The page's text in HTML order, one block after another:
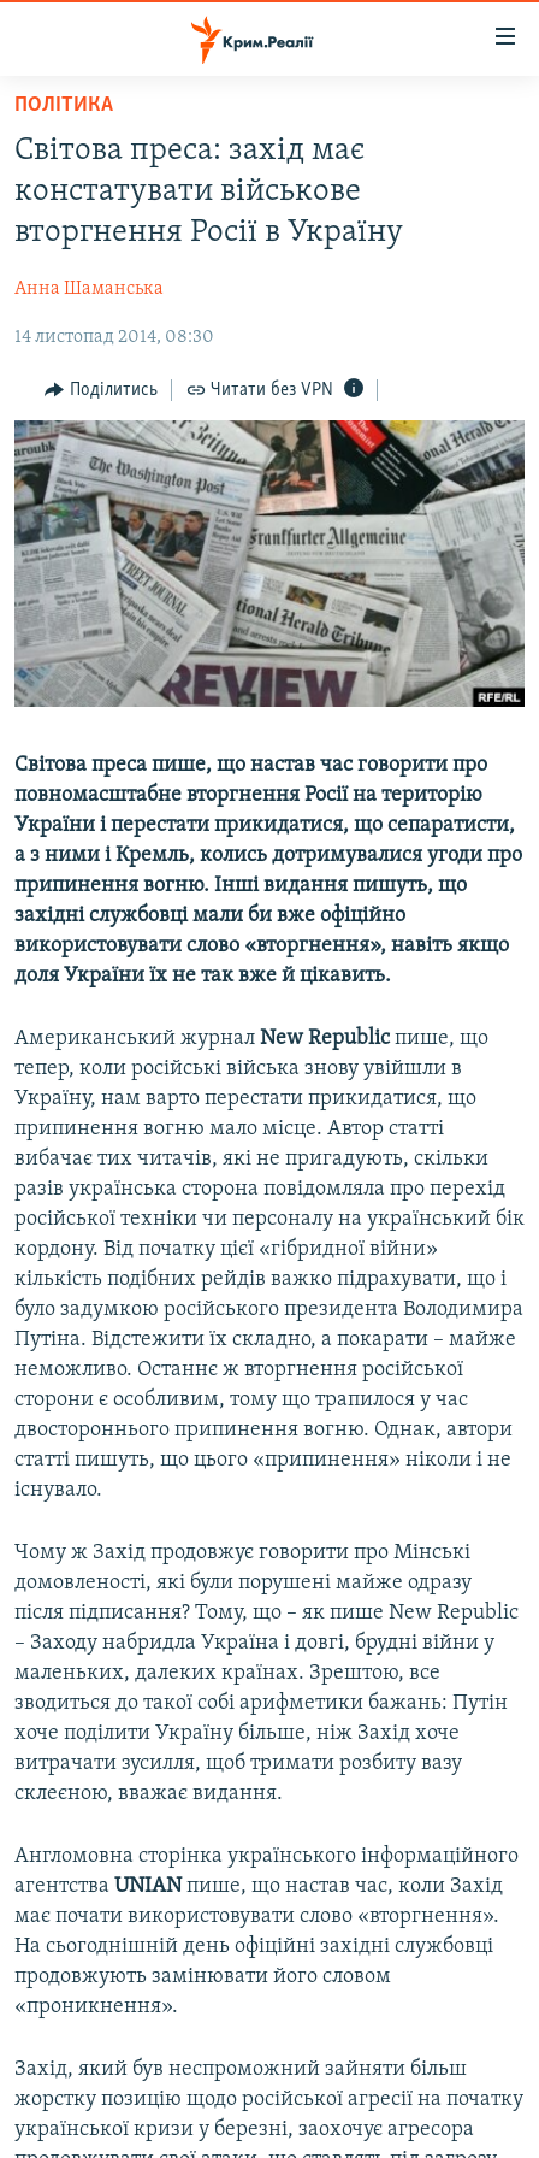
Перейти
основного
матеріалу
до
основної
Перейти
пошуку
ВІДЕО ТА ФОТО
БЛОГИ
ПОГЛЯД
ІНТЕРВ'Ю
ВСЕ ЗА ДЕНЬ
СПЕЦПРОЕКТИ
ДЕПОРТАЦІЯ
ВІДЕОУРОКИ «ELIFBE»
СВІДЧЕННЯ ОКУПАЦІЇ
УКРАЇНСЬКА ПРОБЛЕМА КРИМУ
ІНФОГРАФІКА
ЯК ОБІЙТИ БЛОКУВАННЯ
Русский
Qırımtatar
ДОЛУЧАЙСЯ!
Усі сайти RFE/RL
ПОЛІТИКА
Світова преса: захід має
констатувати військове
вторгнення Росії в Україну
Анна Шаманська
14 листопад 2014, 08:30
Поділитись Читати без VPN
Світова преса пише, що настав час говорити про
повномасштабне вторгнення Росії на територію
України і перестати прикидатися, що сепаратисти,
а з ними і Кремль, колись дотримувалися угоди про
припинення вогню. Інші видання пишуть, що
західні службовці мали би вже офіційно
використовувати слово «вторгнення», навіть якщо
доля України їх не так вже й цікавить.
Американський журнал New Republicпише, що
тепер, коли російські війська знову увійшли в
Україну, нам варто перестати прикидатися, що
припинення вогню мало місце. Автор статті
вибачає тих читачів, які не пригадують, скільки
разів українська сторона повідомляла про перехід
російської техніки чи персоналу на український бік
кордону. Від початку цієї «гібридної війни»
кількість подібних рейдів важко підрахувати, що і
було задумкою російського президента Володимира
Путіна. Відстежити їх складно, а покарати – майже
неможливо. Останнє ж вторгнення російської
сторони є особливим, тому що трапилося у час
двостороннього припинення вогню. Однак, автори
статті пишуть, що цього «припинення» ніколи і не
існувало.
Чому ж Захід продовжує говорити про Мінські
домовленості, які були порушені майже одразу
після підписання? Тому, що – як пише New Republic
– Заходу набридла Україна і довгі, брудні війни у
маленьких, далеких країнах. Зрештою, все
зводиться до такої собі арифметики бажань: Путін
хоче поділити Україну більше, ніж Захід хоче
витрачати зусилля, щоб тримати розбиту вазу
склеєною, вважає видання.
Англомовна сторінка українського інформаційного
агентства UNIAN пише, що настав час, коли Захід
має почати використовувати слово «вторгнення».
На сьогоднішній день офіційні західні службовці
продовжують замінювати його словом
«проникнення».
Захід, який був неспроможний зайняти більш
жорстку позицію щодо російської агресії на початку
української кризи у березні, заохочує агресора